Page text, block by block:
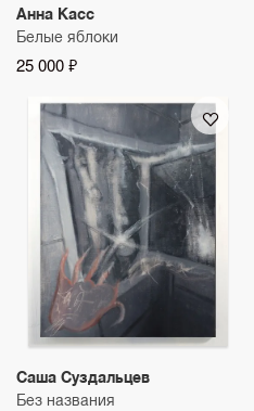
Анна Касс
Белые яблоки
25 000 ₽
Саша Суздальцев
Без названия